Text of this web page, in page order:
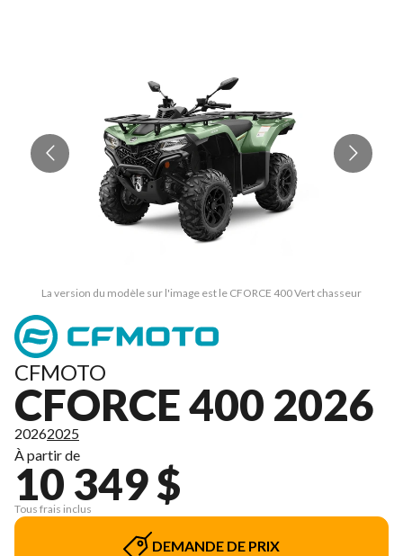
La version du modèle sur l'image est le CFORCE 400 Vert chasseur
CFMOTO
CFORCE 400 2026
20262025
À partir de
10 349 $
Tous frais inclus
DEMANDE DE PRIX